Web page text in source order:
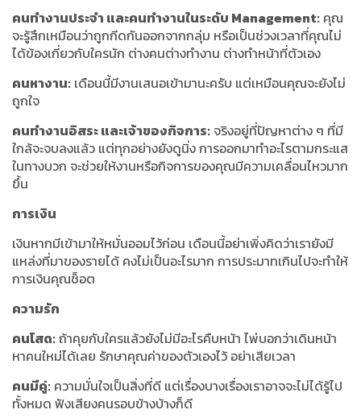
คนทำงานประจำ และคนทำงานในระดับ Management: คุณ
จะรู้สึกเหมือนว่าถูกกีดกันออกจากกลุ่ม หรือเป็นช่วงเวลาที่คุณไม่
ได้ข้องเกี่ยวกับใครนัก ต่างคนต่างทำงาน ต่างทำหน้าที่ตัวเอง
คนหางาน: เดือนนี้มีงานเสนอเข้ามานะครับ แต่เหมือนคุณจะยังไม่
ถูกใจ
คนทำงานอิสระ และเจ้าของกิจการ:จริงอยู่ที่ปัญหาต่าง ๆ ที่มี
ใกล้จะจบลงแล้ว แต่ทุกอย่างยังดูนิ่ง การออกมาทำอะไรตามกระแส
ในทางบวก จะช่วยให้งานหรือกิจการของคุณมีความเคลื่อนไหวมาก
ขึ้น
การเงิน
เงินหากมีเข้ามาให้หมั่นออมไว้ก่อน เดือนนี้อย่าเพิ่งคิดว่าเรายังมี
แหล่งที่มาของรายได้ คงไม่เป็นอะไรมาก การประมาทเกินไปจะทำให้
การเงินคุณช็อต
ความรัก
คนโสด:ถ้าคุยกับใครแล้วยังไม่มีอะไรคืบหน้า ไพ่บอกว่าเดินหน้า
หาคนใหม่ได้เลย รักษาคุณค่าของตัวเองไว้ อย่าเสียเวลา
คนมีคู่: ความมั่นใจเป็นสิ่งที่ดี แต่เรื่องบางเรื่องเราอาจจะไม่ได้รู้ไป
ทั้งหมด ฟังเสียงคนรอบข้างบ้างก็ดี